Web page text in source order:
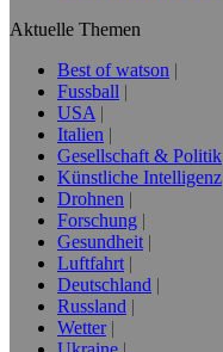
Aktuelle Themen
Best of watson
Fussball
USA
Italien
Gesellschaft & Politik
Künstliche Intelligenz
Drohnen
Forschung
Gesundheit
Luftfahrt
Deutschland
Russland
Wetter